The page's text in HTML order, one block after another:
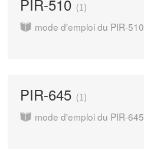
PIR-510 1
mode d'emploi du PIR-510
PIR-645 1
mode d'emploi du PIR-645